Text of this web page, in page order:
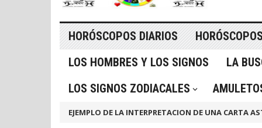
HORÓSCOPOS DIARIOS
LOS HOMBRES Y LOS SIGNOS
LA
LOS SIGNOS ZODIACALES
EJEMPLO DE LA INTERPRETACION DE UNA CARTA